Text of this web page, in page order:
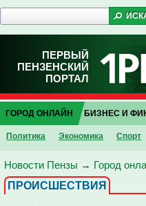
ПЕРВЫЙ
ПЕНЗЕНСКИЙ
ПОРТАЛ
ГОРОД ОНЛАЙН
Политика Экономика Спорт
БИЗНЕС И
Новости Пензы → Город
ПРОИCШЕСТВИЯ